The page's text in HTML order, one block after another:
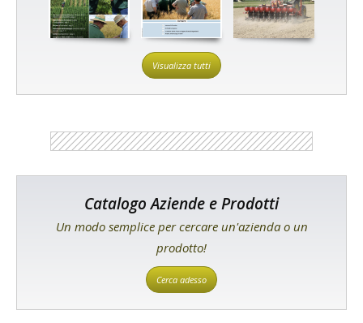
Visualizza tutti
Catalogo Aziende e Prodotti
Un modo semplice per cercare un'azienda o un
prodotto!
Cerca adesso